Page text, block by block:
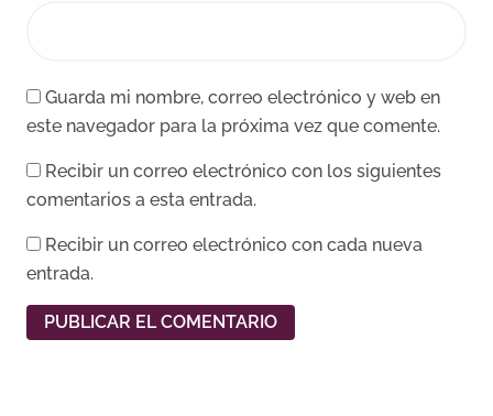
Guarda mi nombre, correo electrónico y web en
este navegador para la próxima vez que comente.
Recibir un correo electrónico con los siguientes
comentarios a esta entrada.
Recibir un correo electrónico con cada nueva
entrada.